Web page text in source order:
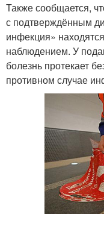
Также сообщается,
с подтверждённым
инфекция»
наблюдением. У
болезнь протекает
противном случае